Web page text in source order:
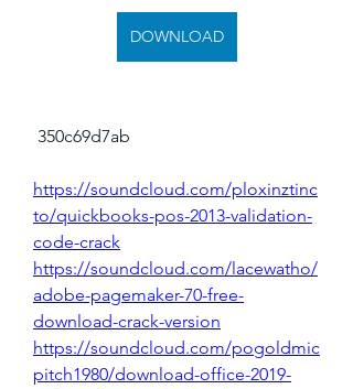
DOWNLOAD
350c69d7ab
https://soundcloud.com/ploxinztinc
to/quickbooks-pos-2013-validation-
code-crack
https://soundcloud.com/lacewatho/
adobe-pagemaker-70-free-
download-crack-version
https://soundcloud.com/pogoldmic
pitch1980/download-office-2019-